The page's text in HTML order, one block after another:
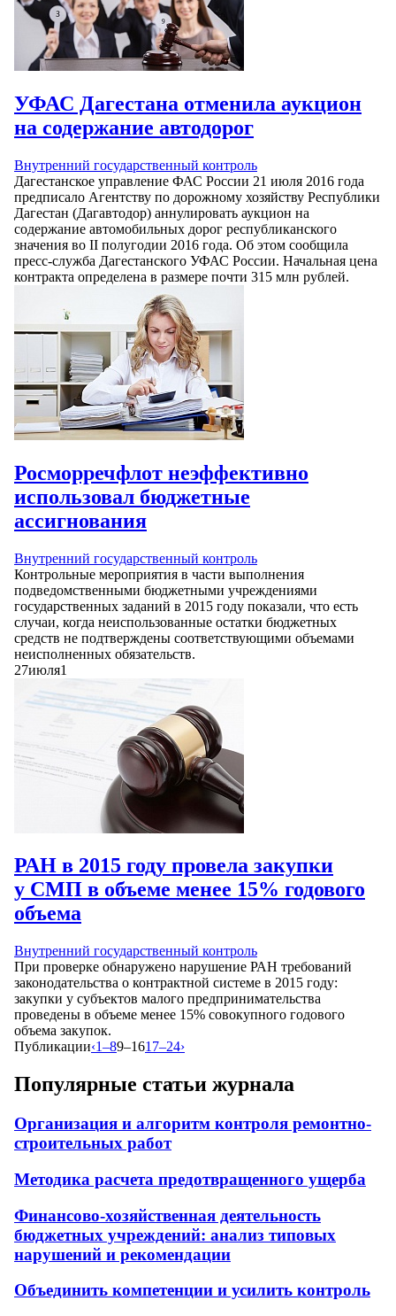
УФАС Дагестана отменила аукцион
на содержание автодорог
Внутренний государственный контроль
Дагестанское управление ФАС России 21 июля 2016 года
предписало Агентству по дорожному хозяйству Республики
Дагестан (Дагавтодор) аннулировать аукцион на
содержание автомобильных дорог республиканского
значения во II полугодии 2016 года. Об этом сообщила
пресс-служба Дагестанского УФАС России. Начальная цена
контракта определена в размере почти 315 млн рублей.
Росморречфлот неэффективно
использовал бюджетные
ассигнования
Внутренний государственный контроль
Контрольные мероприятия в части выполнения
подведомственными бюджетными учреждениями
государственных заданий в 2015 году показали, что есть
случаи, когда неиспользованные остатки бюджетных
средств не подтверждены соответствующими объемами
неисполненных обязательств.
27июля1
РАН в 2015 году провела закупки
у СМП в объеме менее 15% годового
объема
Внутренний государственный контроль
При проверке обнаружено нарушение РАН требований
законодательства о контрактной системе в 2015 году:
закупки у субъектов малого предпринимательства
проведены в объеме менее 15% совокупного годового
объема закупок.
Публикации‹1–89–1617–24›
Популярные статьи журнала
Организация и алгоритм контроля ремонтно-
строительных работ
Методика расчета предотвращенного ущерба
Финансово-хозяйственная деятельность
бюджетных учреждений: анализ типовых
нарушений и рекомендации
Объединить компетенции и усилить контроль